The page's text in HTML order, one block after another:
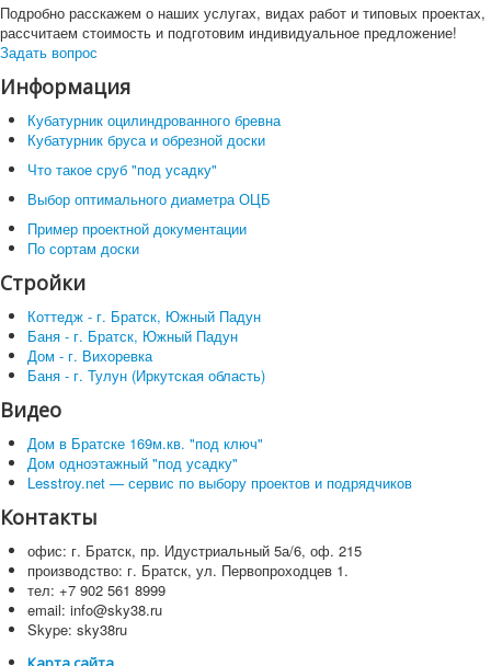
Подробно расскажем о наших услугах, видах работ и типовых проектах,
рассчитаем стоимость и подготовим индивидуальное предложение!
Задать вопрос
Информация
Кубатурник оцилиндрованного бревна
Кубатурник бруса и обрезной доски
Что такое сруб "под усадку"
Выбор оптимального диаметра ОЦБ
Пример проектной документации
По сортам доски
Стройки
Коттедж - г. Братск, Южный Падун
Баня - г. Братск, Южный Падун
Дом - г. Вихоревка
Баня - г. Тулун (Иркутская область)
Видео
Дом в Братске 169м.кв. "под ключ"
Дом одноэтажный "под усадку"
Lesstroy.net — сервис по выбору проектов и подрядчиков
Контакты
офис: г. Братск, пр. Идустриальный 5а/6, оф. 215
производство: г. Братск, ул. Первопроходцев 1.
тел: +7 902 561 8999
email: info@sky38.ru
Skype: sky38ru